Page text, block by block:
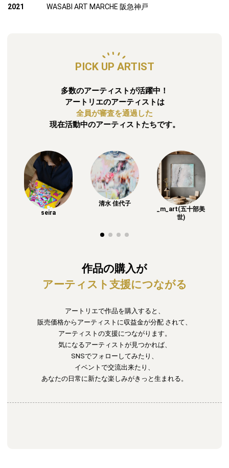
2021 WASABI ART MARCHE 阪急神戸
PICK UP ARTIST
多数のアーティストが活躍中！
アートリエのアーティストは
全員が審査を通過した
現在活動中のアーティストたちです。
seira
清水 佳代子
_m_art(五十部美
世)
作品の購入が
アーティスト支援につながる
アートリエで作品を購入すると、
販売価格からアーティストに収益金が分配 されて、
アーティストの支援につながります。
気になるアーティストが見つかれば、
SNSでフォローしてみたり、
イベントで交流出来たり、
あなたの日常に新たな楽しみがきっと生まれる。